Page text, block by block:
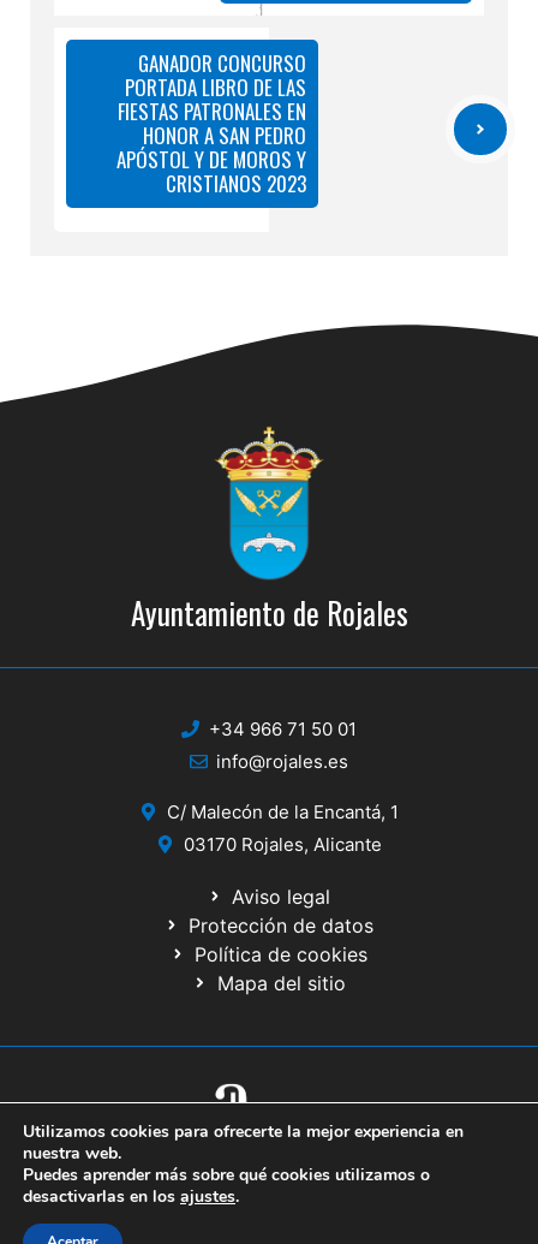
GANADOR CONCURSO
PORTADA LIBRO DE LAS
FIESTAS PATRONALES EN
HONOR A SAN PEDRO
APÓSTOL Y DE MOROS Y
CRISTIANOS 2023
Ayuntamiento de Rojales
+34 966 71 50 01
info@rojales.es
C/ Malecón de la Encantá, 1
03170 Rojales, Alicante
Aviso legal
Protección de datos
Política de cookies
Mapa del sitio
© 2020 Web desarrollada por el Servicio de Informática de Diputación
de Alicante
Utilizamos cookies para ofrecerte la mejor experiencia en
nuestra web.
Puedes aprender más sobre qué cookies utilizamos o
desactivarlas en los ajustes.